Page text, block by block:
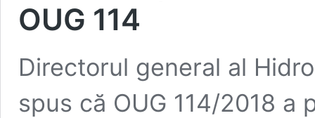
OUG 114
Directorul general al
spus că OUG 114/2018